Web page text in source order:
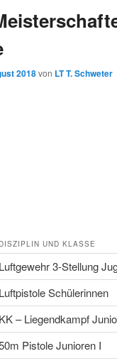
2018von LT T. Schweter
DISZIPLIN UND KLASSE
Luftgewehr 3-Stellung
Luftpistole Schülerinnen
KK – Liegendkampf
Pistole Junioren I